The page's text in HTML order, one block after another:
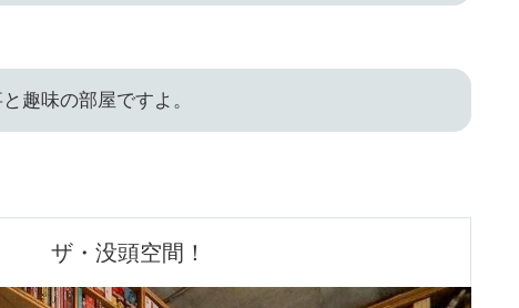
趣味の部屋ですよ。
ザ・没頭空間！